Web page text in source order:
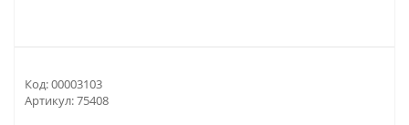
Код:00003103
Артикул:75408